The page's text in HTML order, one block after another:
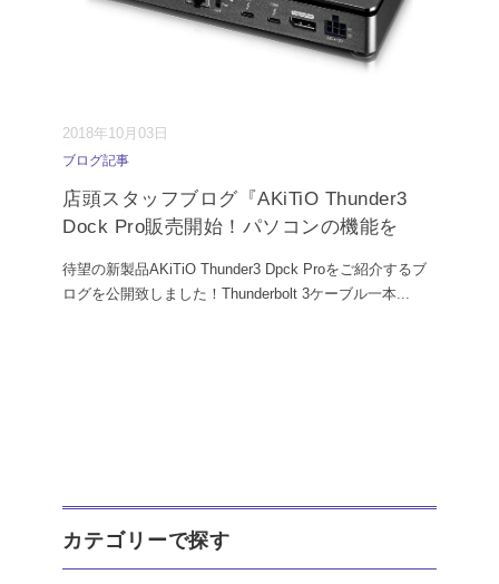
2018年10月03日
ブログ記事
店頭スタッフブログ『AKiTiO Thunder3
Dock Pro販売開始！パソコンの機能を
待望の新製品AKiTiO Thunder3 Dpck Proをご紹介するブ
ログを公開致しました！Thunderbolt 3ケーブル一本...
カテゴリーで探す